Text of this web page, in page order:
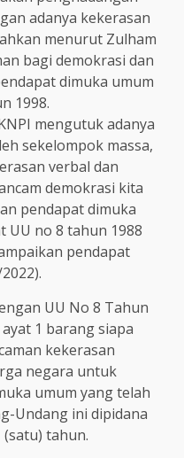
adanya kekerasan
menurut Zulham
bagi demokrasi dan
dimuka umum
1998.
mengutuk adanya
sekelompok massa,
verbal dan
demokrasi kita
pendapat dimuka
UU no 8 tahun 1988
pendapat
UU No 8 Tahun
1 barang siapa
kekerasan
negara untuk
umum yang telah
Undang ini dipidana
tahun.